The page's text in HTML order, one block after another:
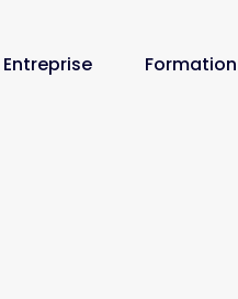
Entreprise Formation